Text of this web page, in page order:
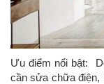
Ưu điểm nổi bật:
cần sửa chữa điện,